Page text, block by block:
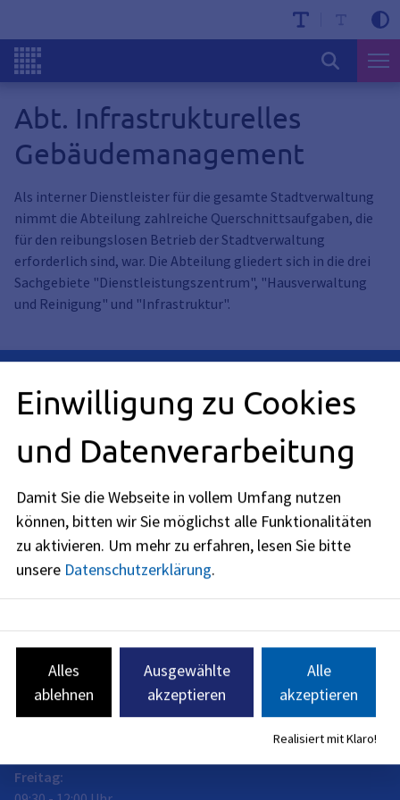
Abt. Infrastrukturelles
Gebäudemanagement
Als interner Dienstleister für die gesamte Stadtverwaltung
nimmt die Abteilung zahlreiche Querschnittsaufgaben, die
für den reibungslosen Betrieb der Stadtverwaltung
erforderlich sind, war. Die Abteilung gliedert sich in die drei
Sachgebiete "Dienstleistungszentrum", "Hausverwaltung
und Reinigung" und "Infrastruktur".
Anschrift
Schuhstraße 40
91052 Erlangen
Öffnungszeiten
jetzt geschlossen
Montag :
09:30-15:00Uhr
09:30-15:00Uhr
Mittwoch:
09:30-15:00Uhr
Freitag:
Einwilligung zu Cookies
und Datenverarbeitung
Damit Sie die Webseite in vollem Umfang nutzen
können, bitten wir Sie möglichst alle Funktionalitäten
zu aktivieren. Um mehr zu erfahren, lesen Sie bitte
unsere Datenschutzerklärung.
Alles
ablehnen
Ausgewählte
akzeptieren
Alle
akzeptieren
Realisiert mit Klaro!